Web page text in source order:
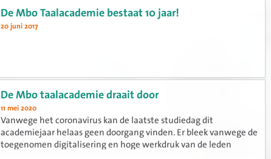
De Mbo Taalacademie bestaat 10 jaar!
20 juni 2017
De Mbo taalacademie draait door
11 mei 2020
Vanwege het coronavirus kan de laatste studiedag dit
academiejaar helaas geen doorgang vinden. Er bleek vanwege de
toegenomen digitalisering en hoge werkdruk van de leden